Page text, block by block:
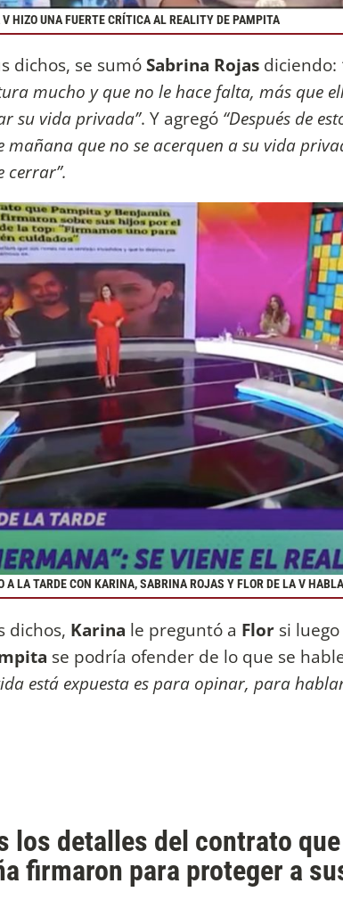
V HIZO UNA FUERTE CRÍTICA AL REALITY DE PAMPITA
dichos, se sumóSabrina Rojas diciendo:
mucho y que no le hace falta, más que
su vida privada”. Y agregó “Después de
mañana que no se acerquen a su vida
cerrar”.
A LA TARDE CON KARINA, SABRINA ROJAS Y FLOR DE LA V
dichos, Karina le preguntó a Flor si
se podría ofender de lo que se
está expuesta es para opinar, para
los detalles del contrato
firmaron para proteger a